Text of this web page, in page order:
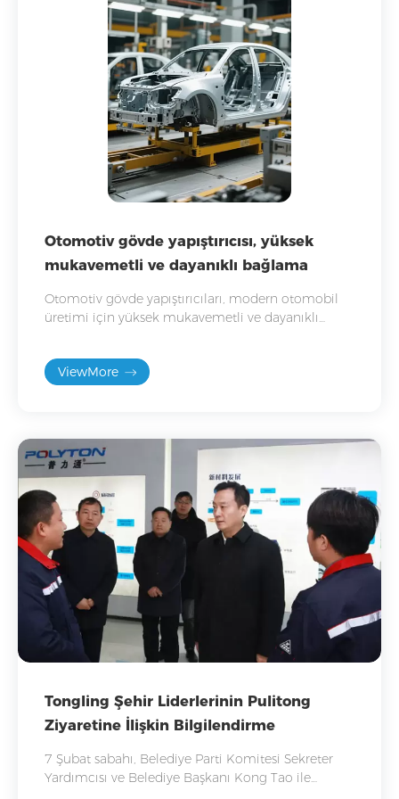
Otomotiv gövde yapıştırıcısı, yüksek
mukavemetli ve dayanıklı bağlama
Otomotiv gövde yapıştırıcıları, modern otomobil
üretimi için yüksek mukavemetli ve dayanıklı
yapısının güvenliğini artırır.
ViewMore
Tongling Şehir Liderlerinin Pulitong
Ziyaretine İlişkin Bilgilendirme
7 Şubat sabahı, Belediye Parti Komitesi Sekreter
Yardımcısı ve Belediye Başkanı Kong Tao ile